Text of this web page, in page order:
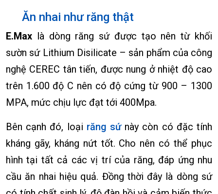
Ăn nhai như răng thật
E.Max là dòng răng sứ được tạo nên từ khối
sườn sứ Lithium Disilicate – sản phẩm của công
nghệ CEREC tân tiến, được nung ở nhiệt độ cao
trên 1.600 độ C nên có độ cứng từ 900 – 1300
MPA, mức chịu lực đạt tới 400Mpa.
Bên cạnh đó, loại răng sứnày còn có đặc tính
kháng gãy, kháng nứt tốt. Cho nên có thể phục
hình tại tất cả các vị trí của răng, đáp ứng nhu
cầu ăn nhai hiệu quả. Đồng thời đây là dòng sứ